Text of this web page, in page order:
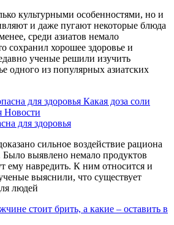
культурными особенностями, но и
и даже пугают некоторые блюда
среди азиатов немало
сохранил хорошее здоровье и
ученые решили изучить
одного из популярных азиатских
Какая доза соли
Новости
для здоровья
сильное воздействие рациона
Было выявлено немало продуктов
ему навредить. К ним относится и
выяснили, что существует
людей